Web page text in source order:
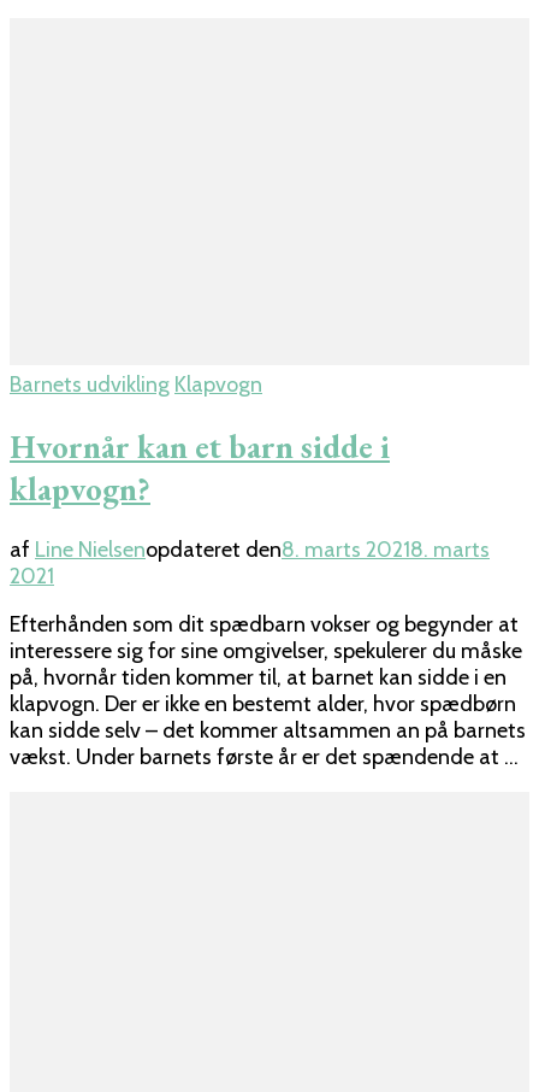
Barnets udvikling Klapvogn
Hvornår kan et barn sidde i
klapvogn?
af Line Nielsenopdateret den8. marts 20218. marts
2021
Efterhånden som dit spædbarn vokser og begynder at
interessere sig for sine omgivelser, spekulerer du måske
på, hvornår tiden kommer til, at barnet kan sidde i en
klapvogn. Der er ikke en bestemt alder, hvor spædbørn
kan sidde selv – det kommer altsammen an på barnets
vækst. Under barnets første år er det spændende at …